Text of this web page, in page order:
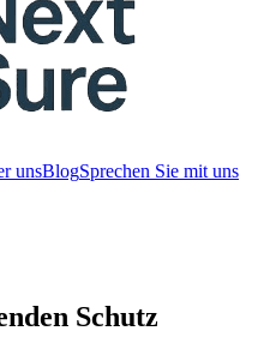
unsBlogSprechen Sie mit uns
Schutz